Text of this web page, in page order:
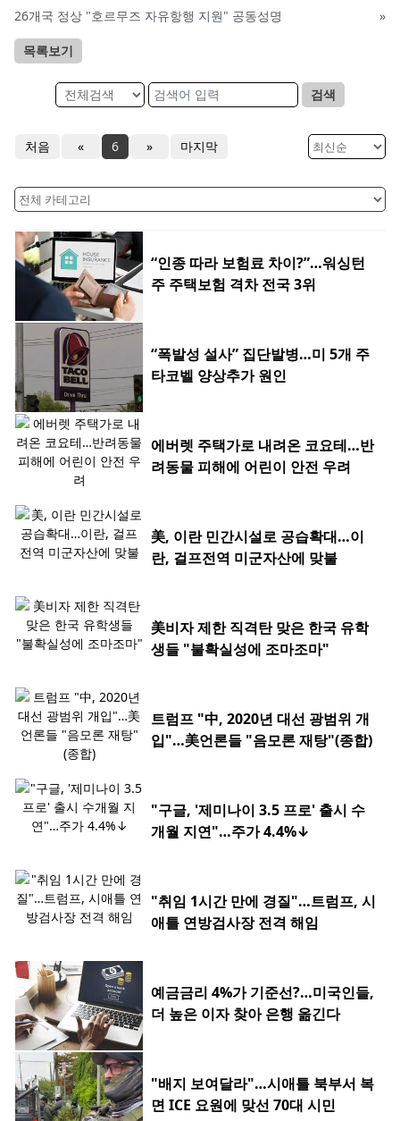
26개국 정상 "호르무즈 자유항행 지원" 공동성명 »
목록보기
검색
처음 « 6 » 마지막
“인종 따라 보험료 차이?”…워싱턴
주 주택보험 격차 전국 3위
“폭발성 설사” 집단발병…미 5개 주
타코벨 양상추가 원인
에버렛 주택가로 내려온 코요테…반
려동물 피해에 어린이 안전 우려
美, 이란 민간시설로 공습확대…이
란, 걸프전역 미군자산에 맞불
美비자 제한 직격탄 맞은 한국 유학
생들 "불확실성에 조마조마"
트럼프 "中, 2020년 대선 광범위 개
입"…美언론들 "음모론 재탕"(종합)
"구글, '제미나이 3.5 프로' 출시 수
개월 지연"…주가 4.4%↓
"취임 1시간 만에 경질"…트럼프, 시
애틀 연방검사장 전격 해임
예금금리 4%가 기준선?…미국인들,
더 높은 이자 찾아 은행 옮긴다
"배지 보여달라"…시애틀 북부서 복
면 ICE 요원에 맞선 70대 시민